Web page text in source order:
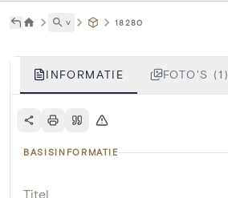
˅ 18280
INFORMATIE FOTO'S (1)
BASISINFORMATIE
Titel